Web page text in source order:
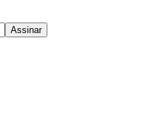
Assinar